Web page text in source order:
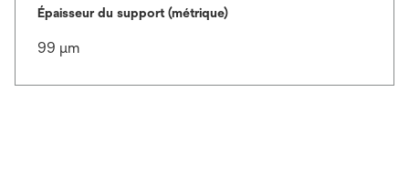
Épaisseur du support (métrique)
99 μm